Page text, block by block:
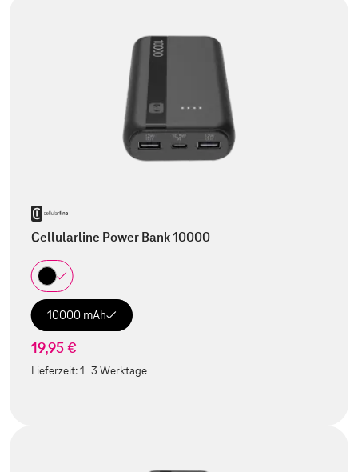
Cellularline Power Bank 10000
10000 mAh
19,95 €
Lieferzeit:1-3 Werktage